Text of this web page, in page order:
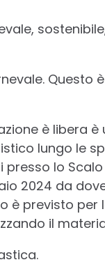
Questo
è libera è
lungo le
lo Scalo
2024 da dove
è previsto per
il